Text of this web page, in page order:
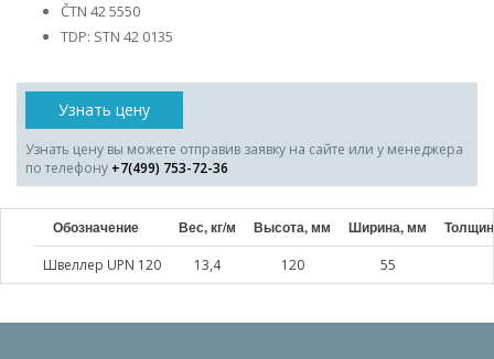
ČTN 42 5550
TDP: STN 42 0135
Узнать цену
Узнать цену вы можете отправив заявку на сайте или у менеджера
по телефону +7(499) 753-72-36
Обозначение Вес, кг/м Высота, мм Ширина, мм
Швеллер UPN 120 13,4 120 55